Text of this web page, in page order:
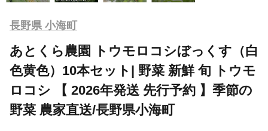
長野県 小海町
あとくら農園 トウモロコシぼっくす（白
色黄色）10本セット| 野菜 新鮮 旬 トウモ
ロコシ 【 2026年発送 先行予約 】季節の
野菜 農家直送/長野県小海町